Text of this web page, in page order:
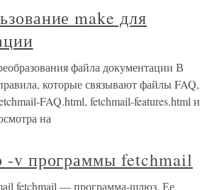
make для
файла документации В
которые связывают файлы FAQ,
FAQ.html, fetchmail-features.html и
на
-v программы fetchmail
fetchmail — программа-шлюз. Ее